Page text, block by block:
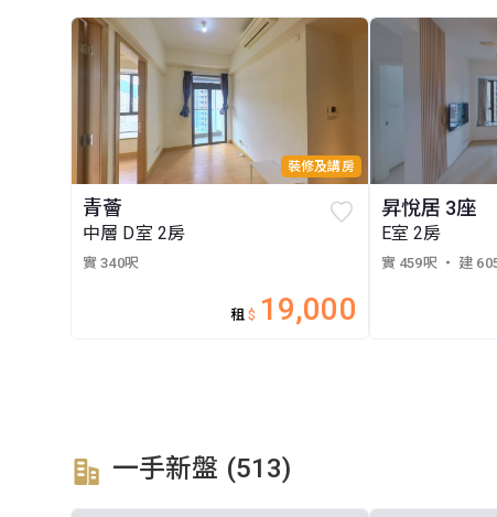
裝修及講房
青薈
中層 D室 2房
實 340呎
租 $ 19,000
昇悅居 3座
E室 2房
實 459呎 ・ 建
一手新盤 (513)